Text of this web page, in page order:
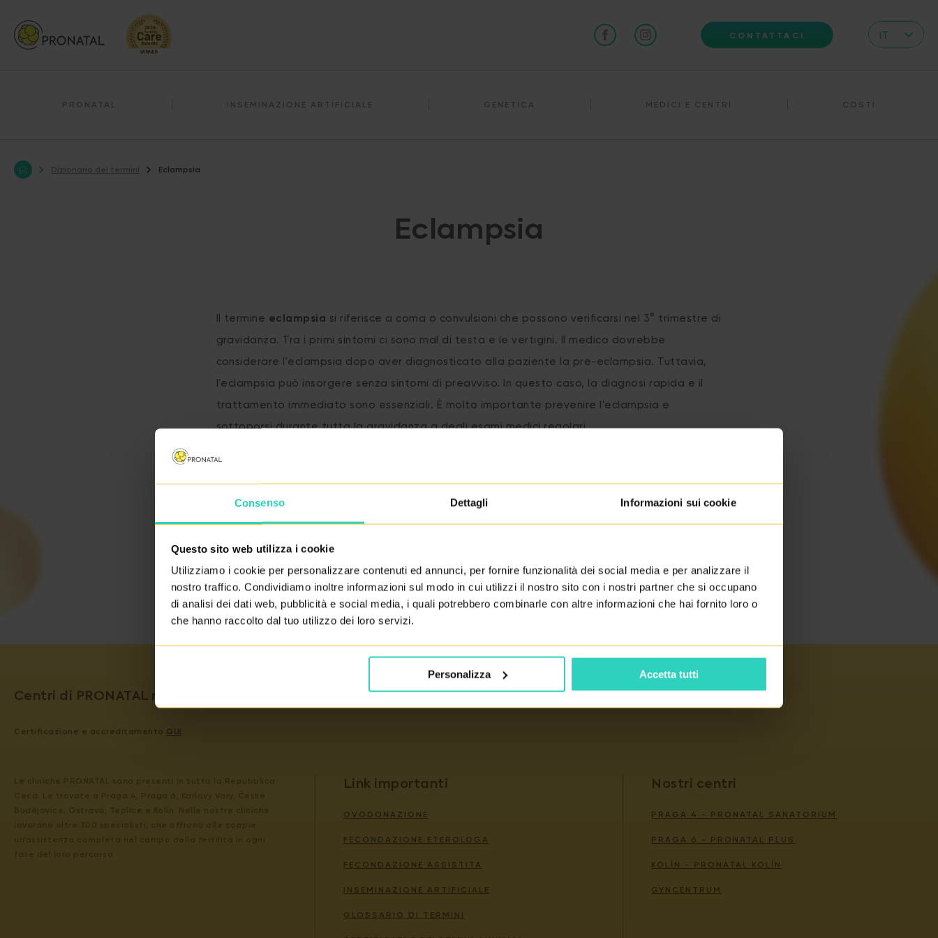
Consenso Dettagli Informazioni sui cookie
Questo sito web utilizza i cookie
Utilizziamo i cookie per personalizzare contenuti ed annunci, per fornire funzionalità dei social media e per analizzare il
nostro traffico. Condividiamo inoltre informazioni sul modo in cui utilizzi il nostro sito con i nostri partner che si occupano
di analisi dei dati web, pubblicità e social media, i quali potrebbero combinarle con altre informazioni che hai fornito loro o
che hanno raccolto dal tuo utilizzo dei loro servizi.
Personalizza Accetta tutti
CONTATTACI
IT
PRONATAL INSEMINAZIONE ARTIFICIALE GENETICA MEDICI E CENTRI COSTI
Dizionario dei termini Eclampsia
Eclampsia
Il termine eclampsia si riferisce a coma o convulsioni che possono verificarsi nel 3° trimestre di
gravidanza. Tra i primi sintomi ci sono mal di testa e le vertigini. Il medico dovrebbe
considerare l'eclampsia dopo aver diagnosticato alla paziente la pre-eclampsia. Tuttavia,
l'eclampsia può insorgere senza sintomi di preavviso. In questo caso, la diagnosi rapida e il
trattamento immediato sono essenziali. È molto importante prevenire l'eclampsia e
sottoporsi durante tutta la gravidanza a degli esami medici regolari.
Centri di PRONATAL medical group garantiscono la qualità dei loro servizi.
Certificazione e accreditamento QUI
Link importanti
OVODONAZIONE
FECONDAZIONE ETEROLOGA
FECONDAZIONE ASSISTITA
INSEMINAZIONE ARTIFICIALE
GLOSSARIO DI TERMINI
Nostri centri
PRAGA 4 - PRONATAL SANATORIUM
PRAGA 6 - PRONATAL PLUS
KOLÍN - PRONATAL KOLÍN
GYNCENTRUM